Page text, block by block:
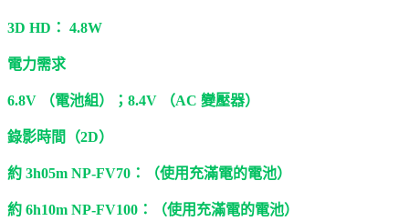
3D HD： 4.8W
電力需求
6.8V （電池組）；8.4V （AC 變壓器）
錄影時間（2D）
約 3h05m NP-FV70：（使用充滿電的電池）
約 6h10m NP-FV100：（使用充滿電的電池）